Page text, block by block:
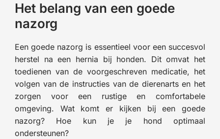
Het belang van een goede
nazorg
Een goede nazorg is essentieel voor een succesvol
herstel na een hernia bij honden. Dit omvat het
toedienen van de voorgeschreven medicatie, het
volgen van de instructies van de dierenarts en het
zorgen voor een rustige en comfortabele
omgeving. Wat komt er kijken bij een goede
nazorg? Hoe kun je je hond optimaal
ondersteunen?